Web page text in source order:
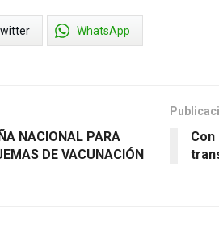
WhatsApp
NACIONAL PARA
DE VACUNACIÓN